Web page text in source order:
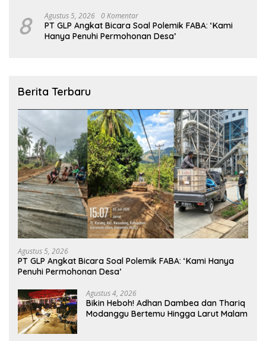
8 Agustus 5, 2026 0 Komentar
PT GLP Angkat Bicara Soal Polemik FABA: ‘Kami
Hanya Penuhi Permohonan Desa’
Berita Terbaru
Agustus 5, 2026
PT GLP Angkat Bicara Soal Polemik FABA: ‘Kami Hanya
Penuhi Permohonan Desa’
Agustus 4, 2026
Bikin Heboh! Adhan Dambea dan Thariq
Modanggu Bertemu Hingga Larut Malam